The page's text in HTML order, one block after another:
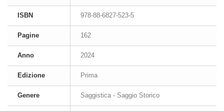
ISBN 978-88-6827-523-5
Pagine 162
Anno 2024
Edizione Prima
Genere Saggistica - Saggio Storico